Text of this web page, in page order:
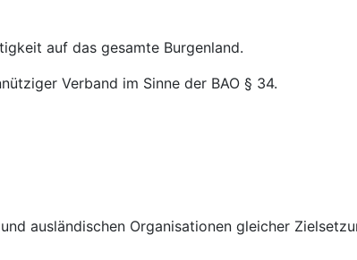
auf das gesamte Burgenland.
Verband im Sinne der BAO § 34.
ausländischen Organisationen gleicher